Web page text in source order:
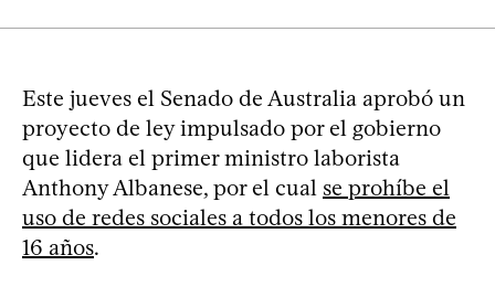
Este jueves el Senado de Australia aprobó un
proyecto de ley impulsado por el gobierno
que lidera el primer ministro laborista
Anthony Albanese, por el cual se prohíbe el
uso de redes sociales a todos los menores de
16 años.